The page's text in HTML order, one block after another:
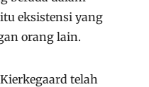
eksistensi yang
orang lain.
telah